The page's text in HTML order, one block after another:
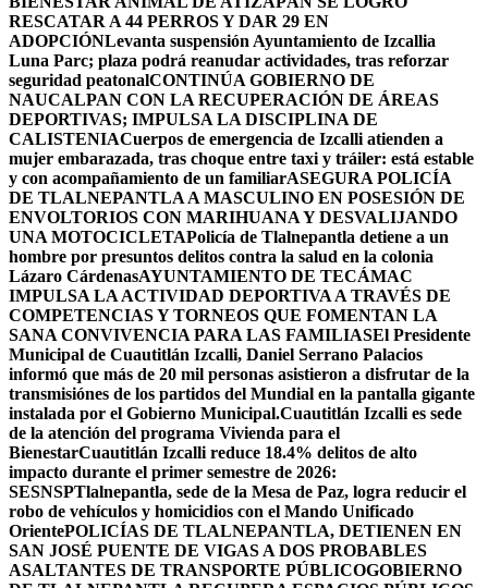
RESCATAR A 44 PERROS Y DAR 29 EN
ADOPCIÓNLevanta suspensión Ayuntamiento de Izcallia
Luna Parc; plaza podrá reanudar actividades, tras reforzar
seguridad peatonalCONTINÚA GOBIERNO DE
NAUCALPAN CON LA RECUPERACIÓN DE ÁREAS
DEPORTIVAS; IMPULSA LA DISCIPLINA DE
CALISTENIACuerpos de emergencia de Izcalli atienden a
mujer embarazada, tras choque entre taxi y tráiler: está estable
y con acompañamiento de un familiarASEGURA POLICÍA
DE TLALNEPANTLA A MASCULINO EN POSESIÓN DE
ENVOLTORIOS CON MARIHUANA Y DESVALIJANDO
UNA MOTOCICLETAPolicía de Tlalnepantla detiene a un
hombre por presuntos delitos contra la salud en la colonia
Lázaro CárdenasAYUNTAMIENTO DE TECÁMAC
IMPULSA LA ACTIVIDAD DEPORTIVA A TRAVÉS DE
COMPETENCIAS Y TORNEOS QUE FOMENTAN LA
SANA CONVIVENCIA PARA LAS FAMILIASEl Presidente
Municipal de Cuautitlán Izcalli, Daniel Serrano Palacios
informó que más de 20 mil personas asistieron a disfrutar de la
transmisiónes de los partidos del Mundial en la pantalla gigante
instalada por el Gobierno Municipal.Cuautitlán Izcalli es sede
de la atención del programa Vivienda para el
BienestarCuautitlán Izcalli reduce 18.4% delitos de alto
impacto durante el primer semestre de 2026:
SESNSPTlalnepantla, sede de la Mesa de Paz, logra reducir el
robo de vehículos y homicidios con el Mando Unificado
OrientePOLICÍAS DE TLALNEPANTLA, ​DETIENEN EN
SAN JOSÉ PUENTE DE VIGAS A DOS PROBABLES
ASALTANTES DE TRANSPORTE PÚBLICOGOBIERNO